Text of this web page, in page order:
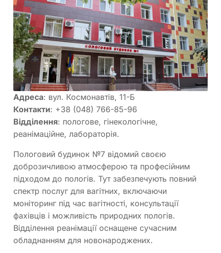
Адреса: вул. Космонавтів, 11-Б
Контакти: +38 (048) 766-85-96
Відділення: пологове, гінекологічне,
реанімаційне, лабораторія.
Пологовий будинок №7 відомий своєю
доброзичливою атмосферою та професійним
підходом до пологів. Тут забезпечують повний
спектр послуг для вагітних, включаючи
моніторинг під час вагітності, консультації
фахівців і можливість природних пологів.
Відділення реанімації оснащене сучасним
обладнанням для новонароджених.